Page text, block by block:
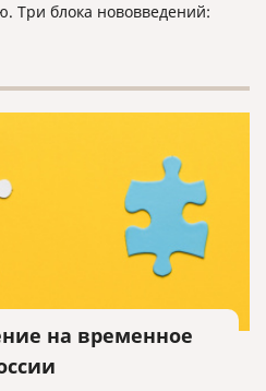
Три блока нововведений:
на временное